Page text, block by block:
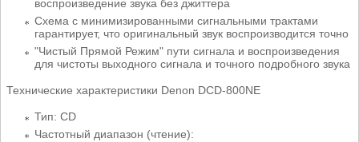
воспроизведение звука без джиттера
Схема с минимизированными сигнальными трактами
гарантирует, что оригинальный звук воспроизводится точно
"Чистый Прямой Режим" пути сигнала и воспроизведения
для чистоты выходного сигнала и точного подробного звука
Технические характеристики Denon DCD-800NE
Тип: CD
Частотный диапазон (чтение):